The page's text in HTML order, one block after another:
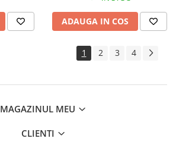
ADAUGA IN COS
1 2 3 4
MAGAZINUL MEU
CLIENTI